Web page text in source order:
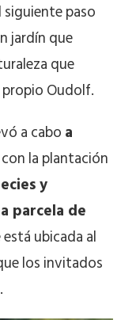
siguiente paso
jardín que
que
propio Oudolf.
a caboa
la plantación
y
parcela de
ubicada al
los invitados